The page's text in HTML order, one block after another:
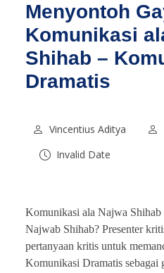
Menyontoh
Komunikasi
Shihab –
Dramatis
Vincentius Aditya
Invalid Date
Komunikasi ala Najwa Shihab
Najwab Shihab? Presenter
pertanyaan kritis untuk
Komunikasi Dramatis sebagai